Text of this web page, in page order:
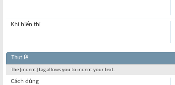
Khi hiển thị
Thụt lề
The [indent] tag allows you to indent your text.
Cách dùng